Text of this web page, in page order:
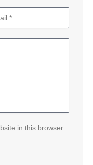
in this browser